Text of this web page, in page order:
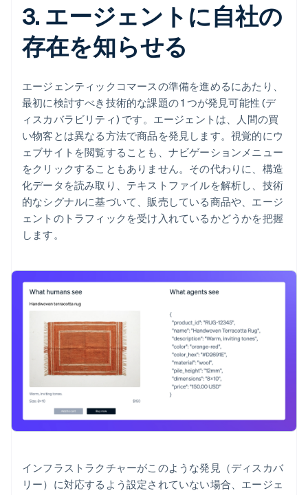
3. エージェントに自社の
存在を知らせる
エージェンティックコマースの準備を進めるにあたり、
最初に検討すべき技術的な課題の 1 つが発見可能性 (デ
ィスカバラビリティ) です。エージェントは、人間の買
い物客とは異なる方法で商品を発見します。視覚的にウ
ェブサイトを閲覧することも、ナビゲーションメニュー
をクリックすることもありません。その代わりに、構造
化データを読み取り、テキストファイルを解析し、技術
的なシグナルに基づいて、販売している商品や、エージ
ェントのトラフィックを受け入れているかどうかを把握
します。
インフラストラクチャーがこのような発見（ディスカバ
リー）に対応するよう設定されていない場合、エージェ